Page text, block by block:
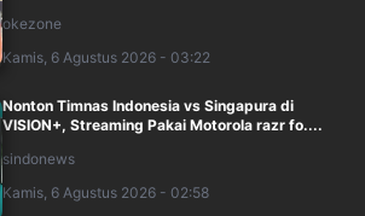
okezone
Kamis, 6 Agustus 2026 - 03:22
Nonton Timnas Indonesia vs Singapura di
VISION+, Streaming Pakai Motorola razr fo....
sindonews
Kamis, 6 Agustus 2026 - 02:58